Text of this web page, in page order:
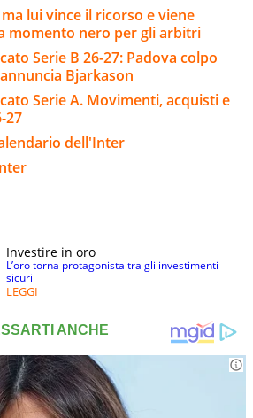
lui vince il ricorso e viene
momento nero per gli arbitri
Serie B 26-27: Padova colpo
Bjarkason
Serie A. Movimenti, acquisti e
27
dell'Inter
Investire in oro
L’oro torna protagonista tra gli investimenti
sicuri
LEGGI